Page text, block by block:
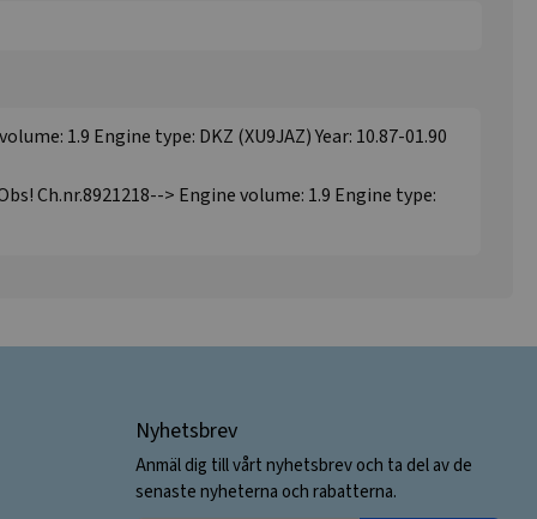
1.9 Engine type: DKZ (XU9JAZ) Year: 10.87-01.90
Ch.nr.8921218--> Engine volume: 1.9 Engine type:
Nyhetsbrev
Anmäl dig till vårt nyhetsbrev och ta del av de
senaste nyheterna och rabatterna.